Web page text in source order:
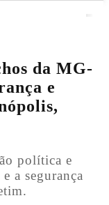
da MG-
e
política e
a segurança